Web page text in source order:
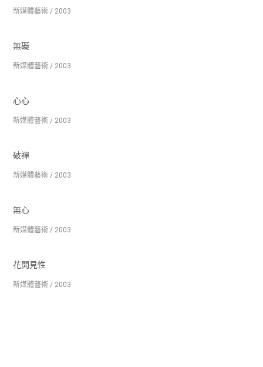
新媒體藝術 / 2003
無礙
新媒體藝術 / 2003
心心
新媒體藝術 / 2003
破禪
新媒體藝術 / 2003
無心
新媒體藝術 / 2003
花開見性
新媒體藝術 / 2003